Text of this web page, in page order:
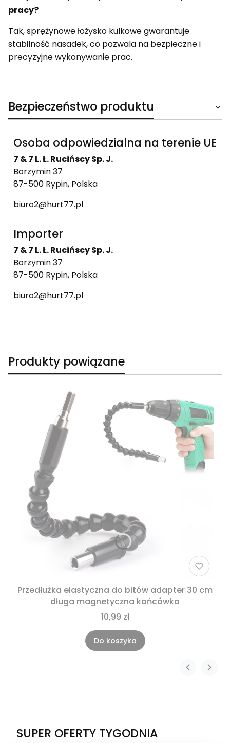
pracy?
Tak, sprężynowe łożysko kulkowe gwarantuje
stabilność nasadek, co pozwala na bezpieczne i
precyzyjne wykonywanie prac.
Bezpieczeństwo produktu
Osoba odpowiedzialna na terenie UE
7 & 7 L. Ł. Rucińscy Sp. J.
Borzymin 37
87-500 Rypin, Polska
biuro2@hurt77.pl
Importer
7 & 7 L. Ł. Rucińscy Sp. J.
Borzymin 37
87-500 Rypin, Polska
biuro2@hurt77.pl
Produkty powiązane
Przedłużka elastyczna do bitów adapter 30 cm
długa magnetyczna końcówka
10,99 zł
Do koszyka
SUPER OFERTY TYGODNIA